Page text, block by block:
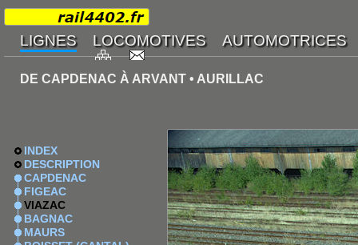
DE CAPDENAC À ARVANT • AURILLAC
INDEX
DESCRIPTION
CAPDENAC
FIGEAC
VIAZAC
BAGNAC
MAURS